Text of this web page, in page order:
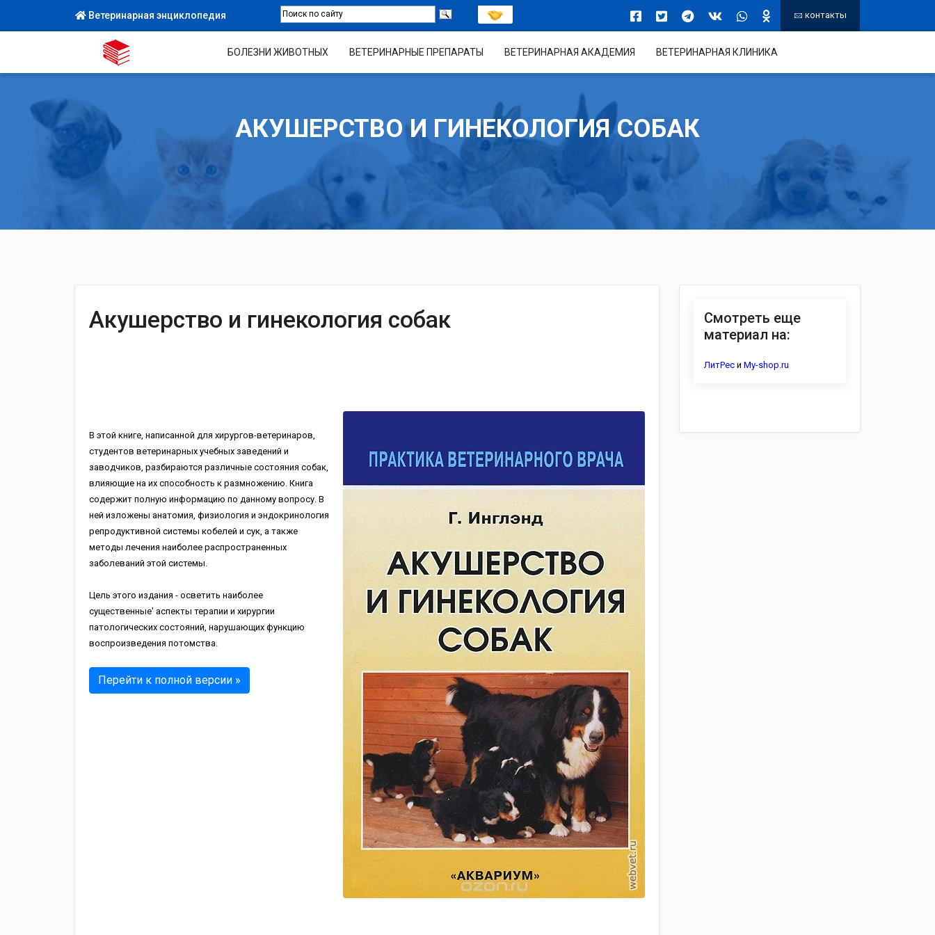
Ветеринарная энциклопедия контакты
БОЛЕЗНИ ЖИВОТНЫХ ВЕТЕРИНАРНЫЕ ПРЕПАРАТЫ ВЕТЕРИНАРНАЯ АКАДЕМИЯ ВЕТЕРИНАРНАЯ КЛИНИКА
АКУШЕРСТВО И ГИНЕКОЛОГИЯ СОБАК
Акушерство и гинекология собак
В этой книге, написанной для хирургов-ветеринаров,
студентов ветеринарных учебных заведений и
заводчиков, разбираются различные состояния собак,
влияющие на их способность к размножению. Книга
содержит полную информацию по данному вопросу. В
ней изложены анатомия, физиология и эндокринология
репродуктивной системы кобелей и сук, а также
методы лечения наиболее распространенных
заболеваний этой системы.
Цель этого издания - осветить наиболее
существенные' аспекты терапии и хирургии
патологических состояний, нарушающих функцию
воспроизведения потомства.
Перейти к полной версии »
Смотреть еще
материал на:
ЛитРеси My-shop.ru